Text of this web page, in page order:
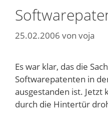
25.02.2006 von voja
Es war klar, das die
Softwarepatenten in
ausgestanden ist.
durch die Hintertür